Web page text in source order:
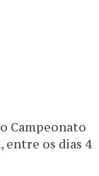
Campeonato
entre os dias 4